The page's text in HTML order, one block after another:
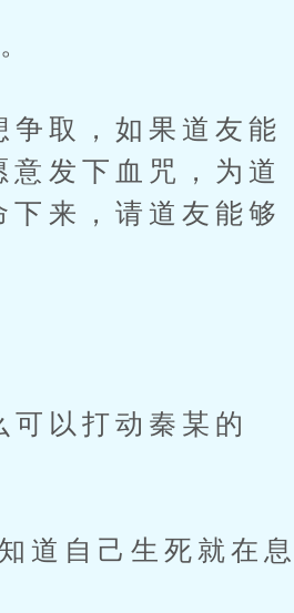
取，如果道友能
发下血咒，为道
来，请道友能够
以打动秦某的
道自己生死就在息